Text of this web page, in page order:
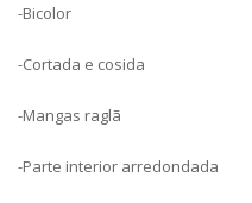
-Bicolor
-Cortada e cosida
-Mangas raglã
-Parte interior arredondada